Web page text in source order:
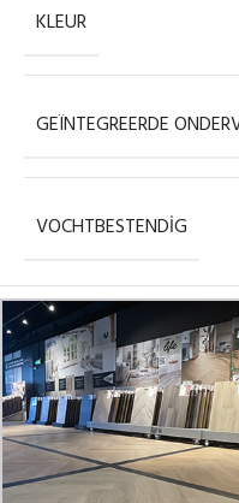
KLEUR
GEÏNTEGREERDE
VOCHTBESTENDIG